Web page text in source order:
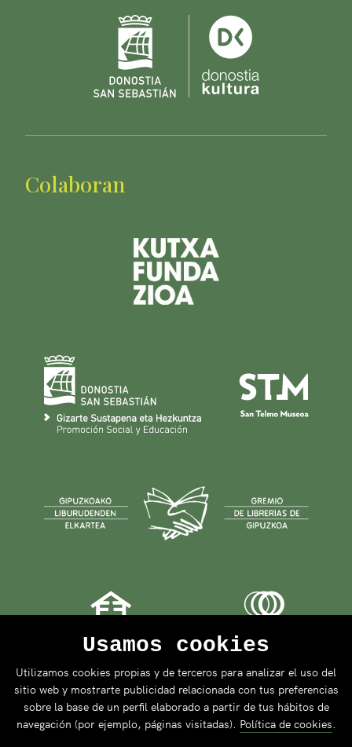
Colaboran
Usamos cookies
Utilizamos cookies propias y de terceros para analizar el uso del
sitio web y mostrarte publicidad relacionada con tus preferencias
sobre la base de un perfil elaborado a partir de tus hábitos de
navegación (por ejemplo, páginas visitadas). Política de cookies.